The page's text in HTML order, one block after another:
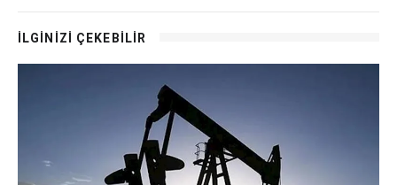
İLGİNİZİ ÇEKEBİLİR